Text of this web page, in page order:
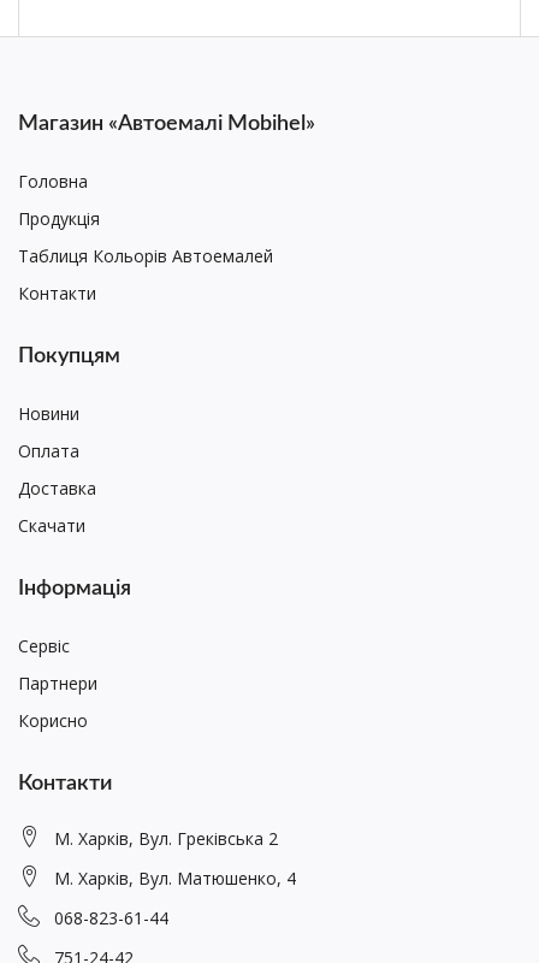
Магазин «Автоемалі Mobihel»
Головна
Продукція
Таблиця Кольорів Автоемалей
Контакти
Покупцям
Новини
Оплата
Доставка
Скачати
Інформація
Сервіс
Партнери
Корисно
Контакти
М. Харків, Вул. Греківська 2
М. Харків, Вул. Матюшенко, 4
068-823-61-44
751-24-42